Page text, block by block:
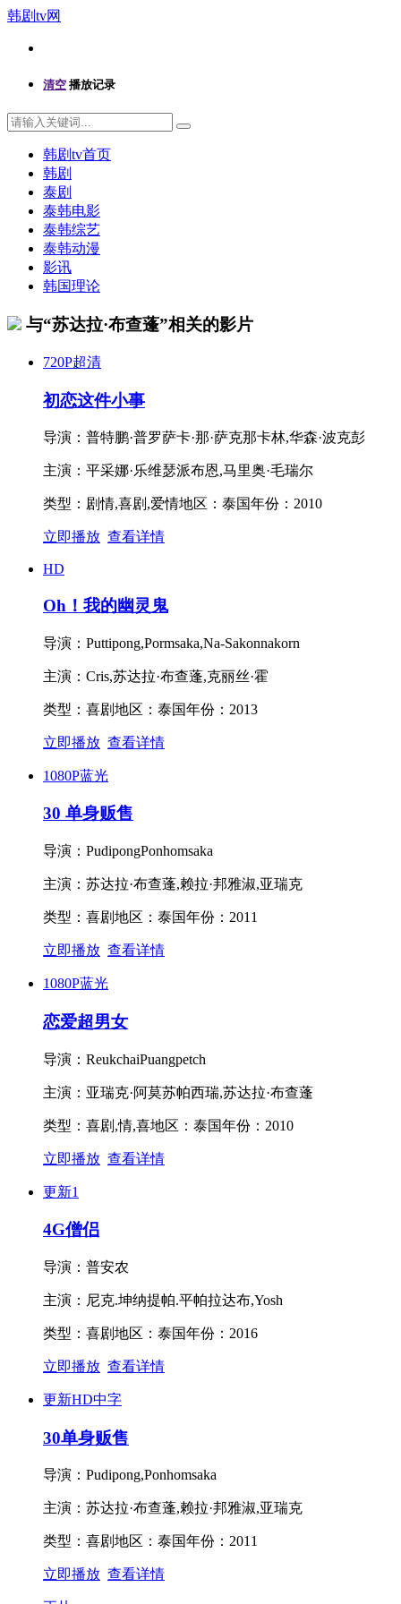
韩剧tv网
清空 播放记录
韩剧tv首页
韩剧
泰剧
泰韩电影
泰韩综艺
泰韩动漫
影讯
韩国理论
与“苏达拉·布查蓬”相关的影片
720P超清
初恋这件小事
导演： 普特鹏·普罗萨卡·那·萨克那卡林,华森·波克彭
主演： 平采娜·乐维瑟派布恩,马里奥·毛瑞尔
类型： 剧情,喜剧,爱情地区： 泰国年份： 2010
立即播放 查看详情
HD
Oh！我的幽灵鬼
导演： Puttipong,Pormsaka,Na-Sakonnakorn
主演： Cris,苏达拉·布查蓬,克丽丝·霍
类型： 喜剧地区： 泰国年份： 2013
立即播放 查看详情
1080P蓝光
30 单身贩售
导演： PudipongPonhomsaka
主演： 苏达拉·布查蓬,赖拉·邦雅淑,亚瑞克
类型： 喜剧地区： 泰国年份： 2011
立即播放 查看详情
1080P蓝光
恋爱超男女
导演： ReukchaiPuangpetch
主演： 亚瑞克·阿莫苏帕西瑞,苏达拉·布查蓬
类型： 喜剧,情,喜地区： 泰国年份： 2010
立即播放 查看详情
更新1
4G僧侣
导演： 普安农
主演： 尼克.坤纳提帕.平帕拉达布,Yosh
类型： 喜剧地区： 泰国年份： 2016
立即播放 查看详情
更新HD中字
30单身贩售
导演： Pudipong,Ponhomsaka
主演： 苏达拉·布查蓬,赖拉·邦雅淑,亚瑞克
类型： 喜剧地区： 泰国年份： 2011
立即播放 查看详情